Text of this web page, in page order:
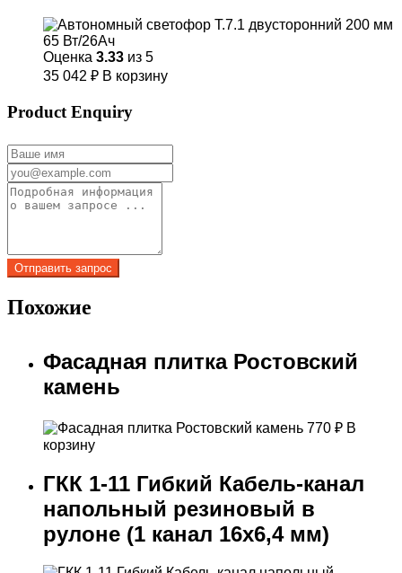
Оценка 3.33 из 5
35 042 ₽ В корзину
Product Enquiry
Похожие
Фасадная плитка Ростовский
камень
770 ₽ В
корзину
ГКК 1-11 Гибкий Кабель-канал
напольный резиновый в
рулоне (1 канал 16х6,4 мм)